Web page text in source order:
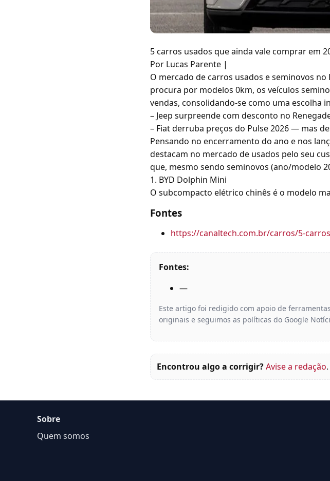
5 carros usados que ainda vale comprar em
Por Lucas Parente |
O mercado de carros usados e seminovos
procura por modelos 0km, os veículos
vendas, consolidando-se como uma escolha
– Jeep surpreende com desconto no
– Fiat derruba preços do Pulse 2026 — mas
Pensando no encerramento do ano e nos
destacam no mercado de usados pelo seu
que, mesmo sendo seminovos (ano/modelo
1. BYD Dolphin Mini
O subcompacto elétrico chinês é o modelo
Fontes
https://canaltech.com.br/carros/5-
Fontes:
—
Este artigo foi redigido com apoio de
originais e seguimos as políticas do Google
Encontrou algo a corrigir?Avise a redação.
Sobre
Quem somos